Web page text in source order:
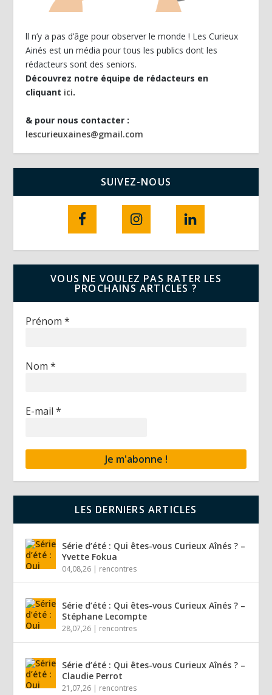
ll n’y a pas d’âge pour observer le monde ! Les Curieux
Ainés est un média pour tous les publics dont les
rédacteurs sont des seniors.
Découvrez notre équipe de rédacteurs en
cliquant ici.
& pour nous contacter :
lescurieuxaines@gmail.com
SUIVEZ-NOUS
VOUS NE VOULEZ PAS RATER LES
PROCHAINS ARTICLES ?
Prénom*
Nom*
E-mail*
LES DERNIERS ARTICLES
Série d’été : Qui êtes-vous Curieux Aînés ? –
Yvette Fokua
04,08,26 | rencontres
Série d’été : Qui êtes-vous Curieux Aînés ? –
Stéphane Lecompte
28,07,26 | rencontres
Série d’été : Qui êtes-vous Curieux Aînés ? –
Claudie Perrot
21,07,26 | rencontres